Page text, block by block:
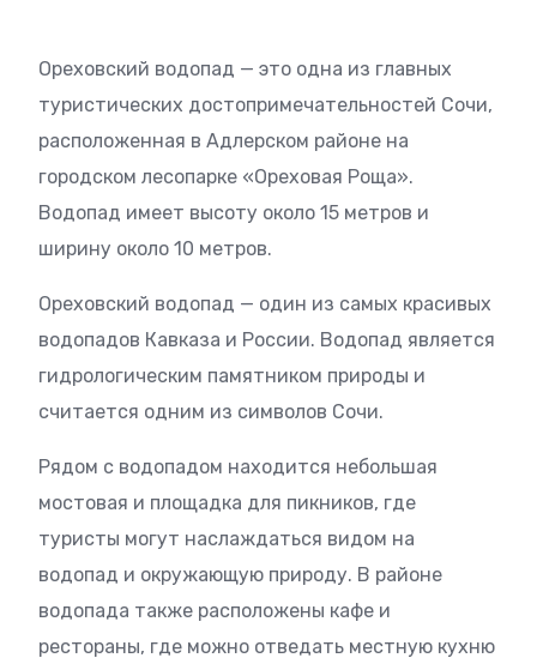
Ореховский водопад — это одна из главных
туристических достопримечательностей Сочи,
расположенная в Адлерском районе на
городском лесопарке «Ореховая Роща».
Водопад имеет высоту около 15 метров и
ширину около 10 метров.
Ореховский водопад — один из самых красивых
водопадов Кавказа и России. Водопад является
гидрологическим памятником природы и
считается одним из символов Сочи.
Рядом с водопадом находится небольшая
мостовая и площадка для пикников, где
туристы могут наслаждаться видом на
водопад и окружающую природу. В районе
водопада также расположены кафе и
рестораны, где можно отведать местную кухню